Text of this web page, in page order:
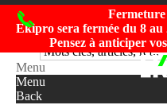
Ekipro sera fermée du 8 au
Pensez à anticiper
Menu
Menu
Back